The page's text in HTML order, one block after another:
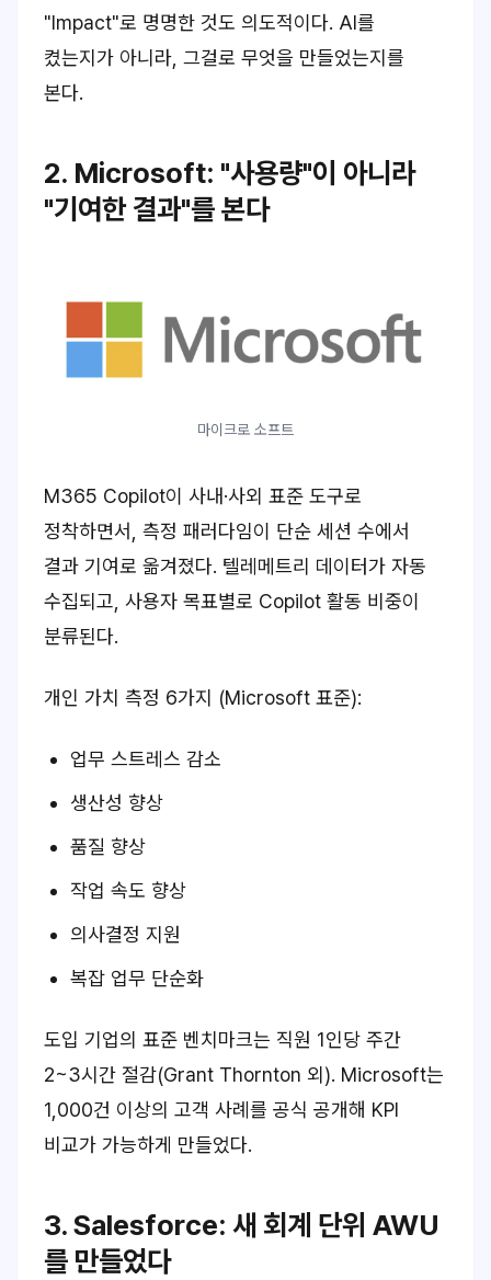
"Impact"로 명명한 것도 의도적이다. AI를
켰는지가 아니라, 그걸로 무엇을 만들었는지를
본다.
2. Microsoft: "사용량"이 아니라
"기여한 결과"를 본다
마이크로 소프트
M365 Copilot이 사내·사외 표준 도구로
정착하면서, 측정 패러다임이 단순 세션 수에서
결과 기여로 옮겨졌다. 텔레메트리 데이터가 자동
수집되고, 사용자 목표별로 Copilot 활동 비중이
분류된다.
개인 가치 측정 6가지 (Microsoft 표준):
업무 스트레스 감소
생산성 향상
품질 향상
작업 속도 향상
의사결정 지원
복잡 업무 단순화
도입 기업의 표준 벤치마크는 직원 1인당 주간
2~3시간 절감(Grant Thornton 외). Microsoft는
1,000건 이상의 고객 사례를 공식 공개해 KPI
비교가 가능하게 만들었다.
3. Salesforce: 새 회계 단위 AWU
를 만들었다